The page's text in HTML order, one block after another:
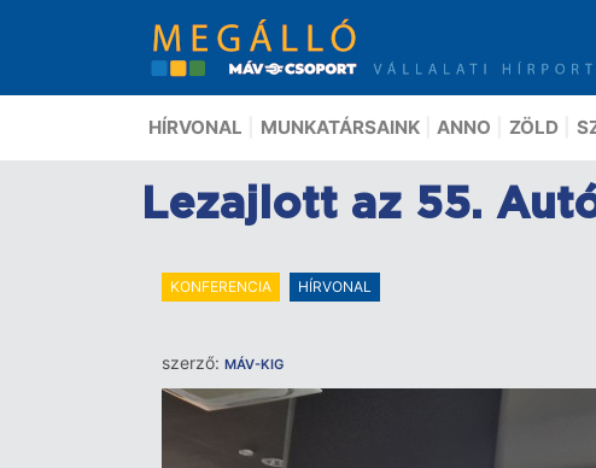
HÍRVONAL MUNKATÁRSAINK ANNO ZÖLD
Lezajlott az 55.
KONFERENCIA HÍRVONAL
szerző: MÁV-KIG